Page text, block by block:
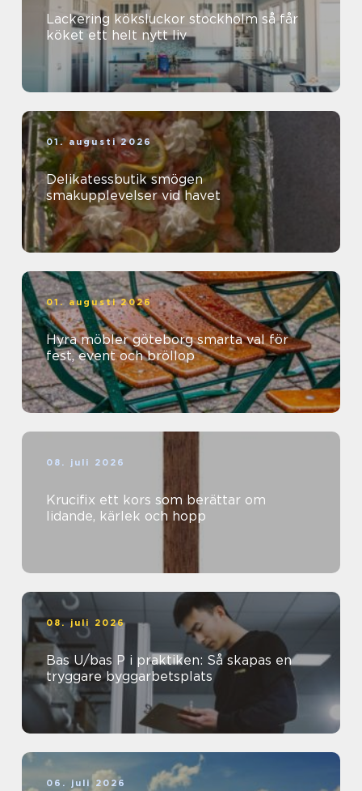
Lackering köksluckor stockholm så får
köket ett helt nytt liv
01. augusti 2026
Delikatessbutik smögen
smakupplevelser vid havet
01. augusti 2026
Hyra möbler göteborg smarta val för
fest, event och bröllop
08. juli 2026
Krucifix ett kors som berättar om
lidande, kärlek och hopp
08. juli 2026
Bas U/bas P i praktiken: Så skapas en
tryggare byggarbetsplats
06. juli 2026